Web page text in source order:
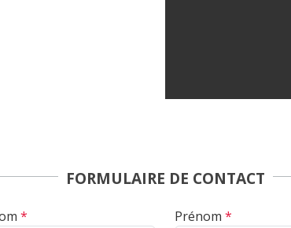
FORMULAIRE DE CONTACT
* Prénom *